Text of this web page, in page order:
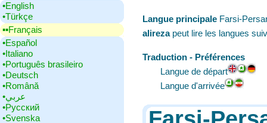
•‎English
•‎Türkçe
▪▪‎Français
•‎Español
•‎Italiano
•‎Português brasileiro
•‎Deutsch
•‎Română
•‎عربي
•‎Русский
•‎Svenska
Langue principale ‎Farsi-
alirezapeut lire les langues
Traduction - Préférences
Langue de départ
Langue d'arrivée